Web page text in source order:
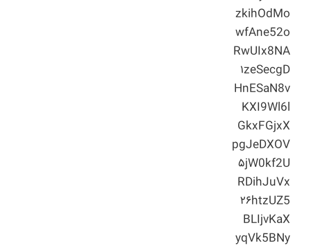
zkihOdMo
wfAne52o
RwUIx8NA
۱zeSecgD
HnESaN8v
KXI9Wl6l
GkxFGjxX
pgJeDXOV
۵jW0kf2U
RDihJuVx
۲۶htzUZ5
BLIjvKaX
yqVk5BNy